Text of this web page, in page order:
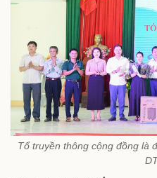
Tổ truyền thông cộng đồng là